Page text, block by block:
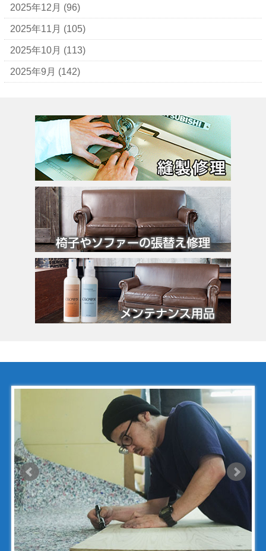
イブ・サンローラン
ヴェロ・キーオ
ウンガロ
エヴー
カルティエ
カンペール
ギ・ラロッシュ
グッチ
クロエ
クロコラックス
クロムハーツ
コーチ
コールハーン
ゴヤール
ジェニュイン・レザー
ジミーチュウ
ジャックゴム
シャネル
アンティグアライン
カンボンライン
2025年12月 (96)
2025年11月 (105)
2025年10月 (113)
2025年9月 (142)